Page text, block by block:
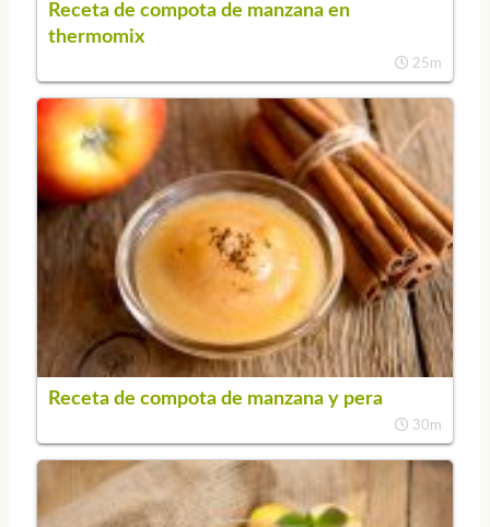
Receta de compota de manzana en
thermomix
25m
Receta de compota de manzana y pera
30m